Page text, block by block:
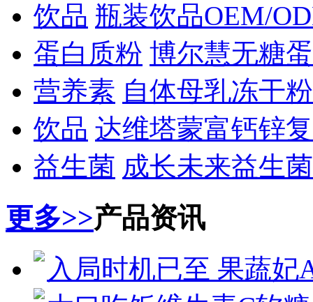
饮品 瓶装饮品OEM/
蛋白质粉 博尔慧无糖
营养素 自体母乳冻干
饮品 达维塔蒙富钙锌
益生菌 成长未来益生
更多>>产品资讯
入局时机已至 果蔬妃